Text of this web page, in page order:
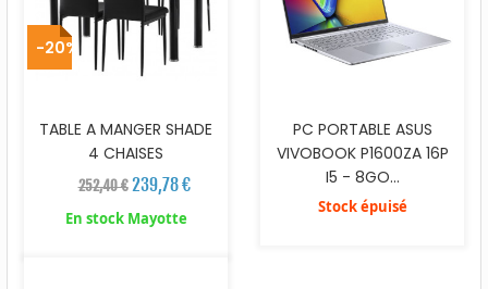
TABLE A MANGER SHADE
4 CHAISES
252,40 € 239,78 €
En stock Mayotte
PC PORTABLE ASUS
VIVOBOOK P1600ZA 16P
I5 - 8GO...
Stock épuisé
-20%